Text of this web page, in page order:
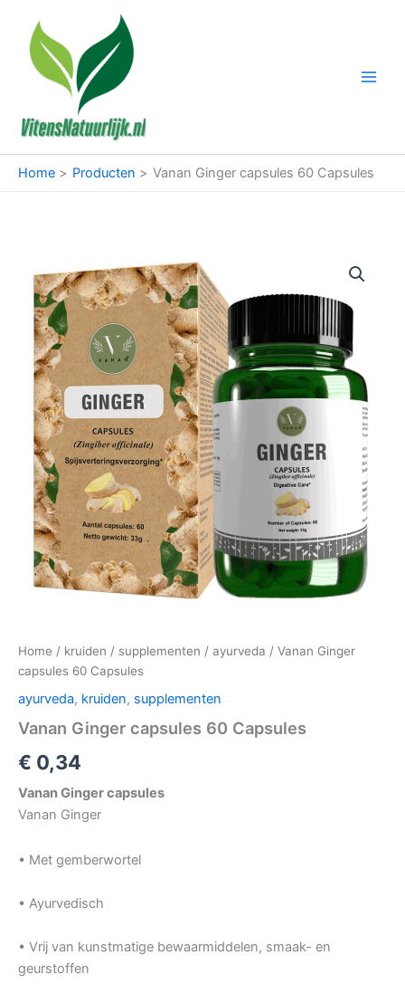
inhoud
Home Producten Vanan Ginger capsules 60 Capsules
Home / kruiden / supplementen / ayurveda / Vanan Ginger
capsules 60 Capsules
ayurveda, kruiden, supplementen
Vanan Ginger capsules 60 Capsules
€ 0,34
Vanan Ginger capsules
Vanan Ginger
• Met gemberwortel
• Ayurvedisch
• Vrij van kunstmatige bewaarmiddelen, smaak- en
geurstoffen